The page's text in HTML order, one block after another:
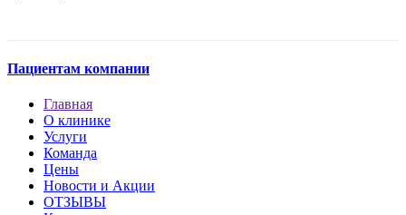
Пациентам компании
Главная
О клинике
Услуги
Команда
Цены
Новости и Акции
ОТЗЫВЫ